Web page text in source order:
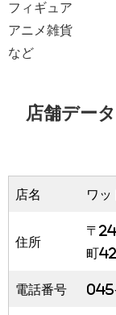
フィギュア
アニメ雑貨
など
店舗データ
店名 ワッ
住所
〒
町
電話番号